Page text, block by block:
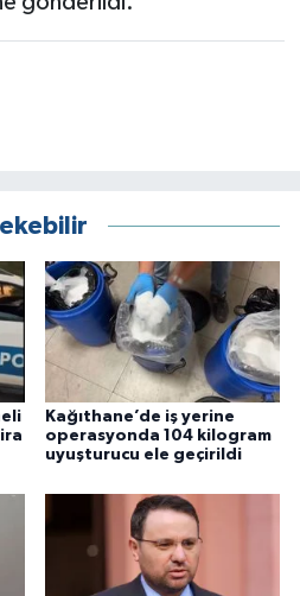
Kağıthane’de iş yerine
operasyonda 104 kilogram
uyuşturucu ele geçirildi